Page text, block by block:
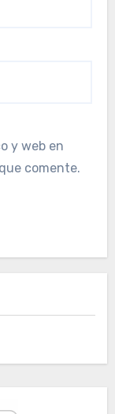
y web en
comente.